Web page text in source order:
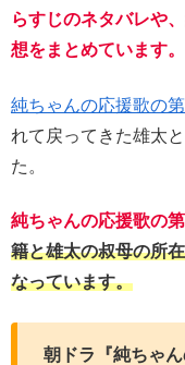
らすじのネタバレや
想をまとめています。
純ちゃんの応援歌の
れて戻ってきた雄太
た。
純ちゃんの応援歌の
籍と雄太の叔母の所
なっています。
朝ドラ『純ちゃん